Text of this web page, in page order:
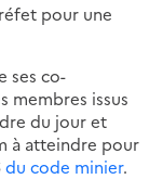
pour une
ses co-
membres issus
du jour et
à atteindre pour
du code minier.